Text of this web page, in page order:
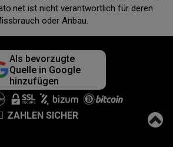
ist nicht verantwortlich für deren
oder Anbau.
Als bevorzugte
Quelle in Google
hinzufügen
ZAHLEN SICHER